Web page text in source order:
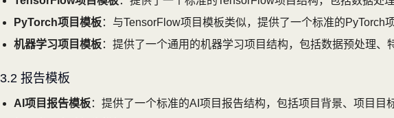
PyTorch项目模板：与TensorFlow项目模板类似，提供了一个标准的PyTorch
机器学习项目模板：提供了一个通用的机器学习项目结构，包括数据预处理
3.2 报告模板
AI项目报告模板：提供了一个标准的AI项目报告结构，包括项目背景、项目目